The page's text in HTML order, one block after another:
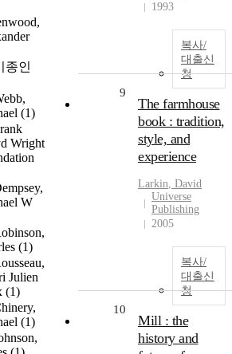
종인
(1)
Wright
W
(1)
Julien
(1)
(1)
1993
복사/
대출신
청
9
The farmhouse
book : tradition,
style, and
experience
Larkin, David
Universe
Publishing
2005
복사/
대출신
청
10
Mill : the
history and